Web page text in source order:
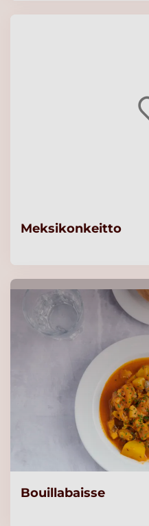
Meksikonkeitto
Bouillabaisse